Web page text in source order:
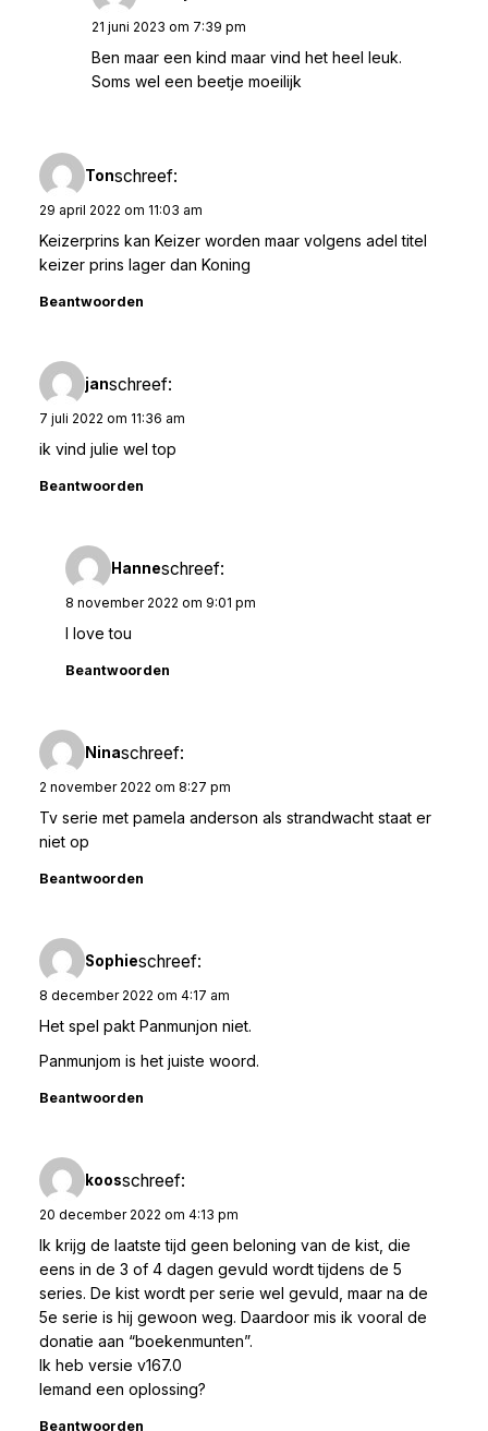
21 juni 2023 om 7:39 pm
Ben maar een kind maar vind het heel leuk.
Soms wel een beetje moeilijk
Tonschreef:
29 april 2022 om 11:03 am
Keizerprins kan Keizer worden maar volgens adel titel
keizer prins lager dan Koning
Beantwoorden
janschreef:
7 juli 2022 om 11:36 am
ik vind julie wel top
Beantwoorden
Hanneschreef:
8 november 2022 om 9:01 pm
I love tou
Beantwoorden
Ninaschreef:
2 november 2022 om 8:27 pm
Tv serie met pamela anderson als strandwacht staat er
niet op
Beantwoorden
Sophieschreef:
8 december 2022 om 4:17 am
Het spel pakt Panmunjon niet.
Panmunjom is het juiste woord.
Beantwoorden
koosschreef:
20 december 2022 om 4:13 pm
Ik krijg de laatste tijd geen beloning van de kist, die
eens in de 3 of 4 dagen gevuld wordt tijdens de 5
series. De kist wordt per serie wel gevuld, maar na de
5e serie is hij gewoon weg. Daardoor mis ik vooral de
donatie aan “boekenmunten”.
Ik heb versie v167.0
Iemand een oplossing?
Beantwoorden